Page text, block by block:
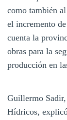
como también
el incremento
cuenta la
obras para la
producción en
Guillermo
Hídricos,